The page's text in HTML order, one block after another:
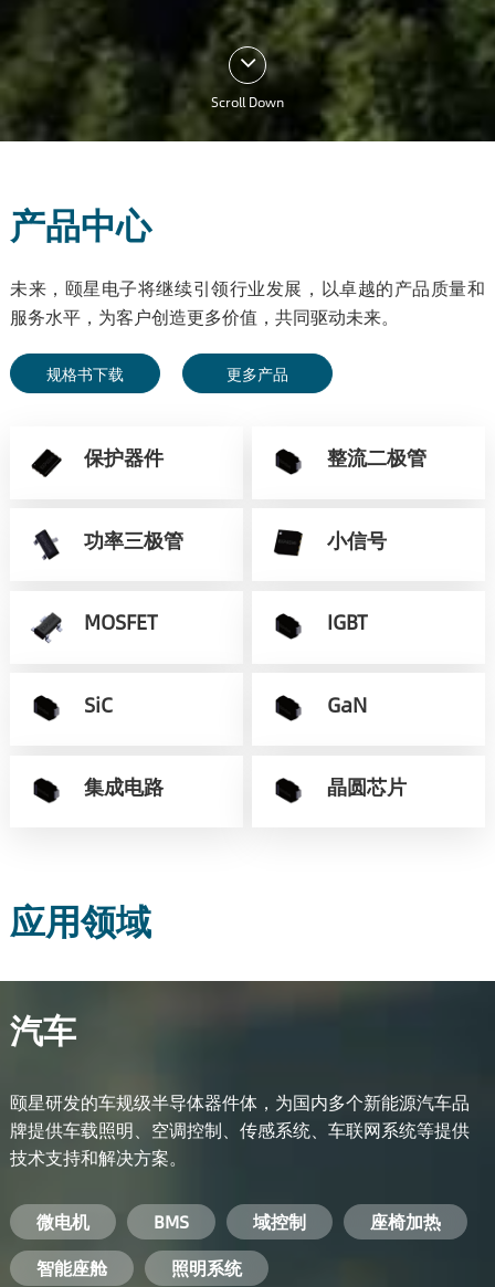
Scroll Down
产品中心
未来，颐星电子将继续引领行业发展，以卓越的产品质量和
服务水平，为客户创造更多价值，共同驱动未来。
规格书下载 更多产品
保护器件 整流二极管
功率三极管 小信号
MOSFET IGBT
SiC GaN
集成电路 晶圆芯片
应用领域
汽车
颐星研发的车规级半导体器件体，为国内多个新能源汽车品
牌提供车载照明、空调控制、传感系统、车联网系统等提供
技术支持和解决方案。
微电机 BMS 域控制
座椅加热
智能座舱
照明系统
电池管理系统
储能逆变器
工业电焊机 变频器
电机驱动
安防摄像头
开关电源 手机充电器
服务器电源
PC电源
电脑 手机 基站 机顶盒
智能农业 智能医疗
智能交通
智能家居